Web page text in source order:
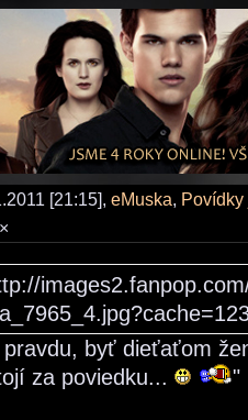
[21:15], eMuska,
byť dieťaťom
za poviedku...
"